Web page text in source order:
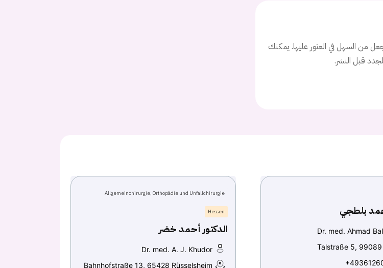
Continue withFacebook
من السهل في العثور عليها. يمكنك
قبل النشر.
بلطجي
Dr. med. Ahmad
Talstraße 5,
Allgemeinchirurgie, Orthopädie und Unfallchirurgie
Hessen
الدكتور أحمد خضر
Dr. med. A. J. Khudor
Bahnhofstraße 13, 65428 Rüsselsheim